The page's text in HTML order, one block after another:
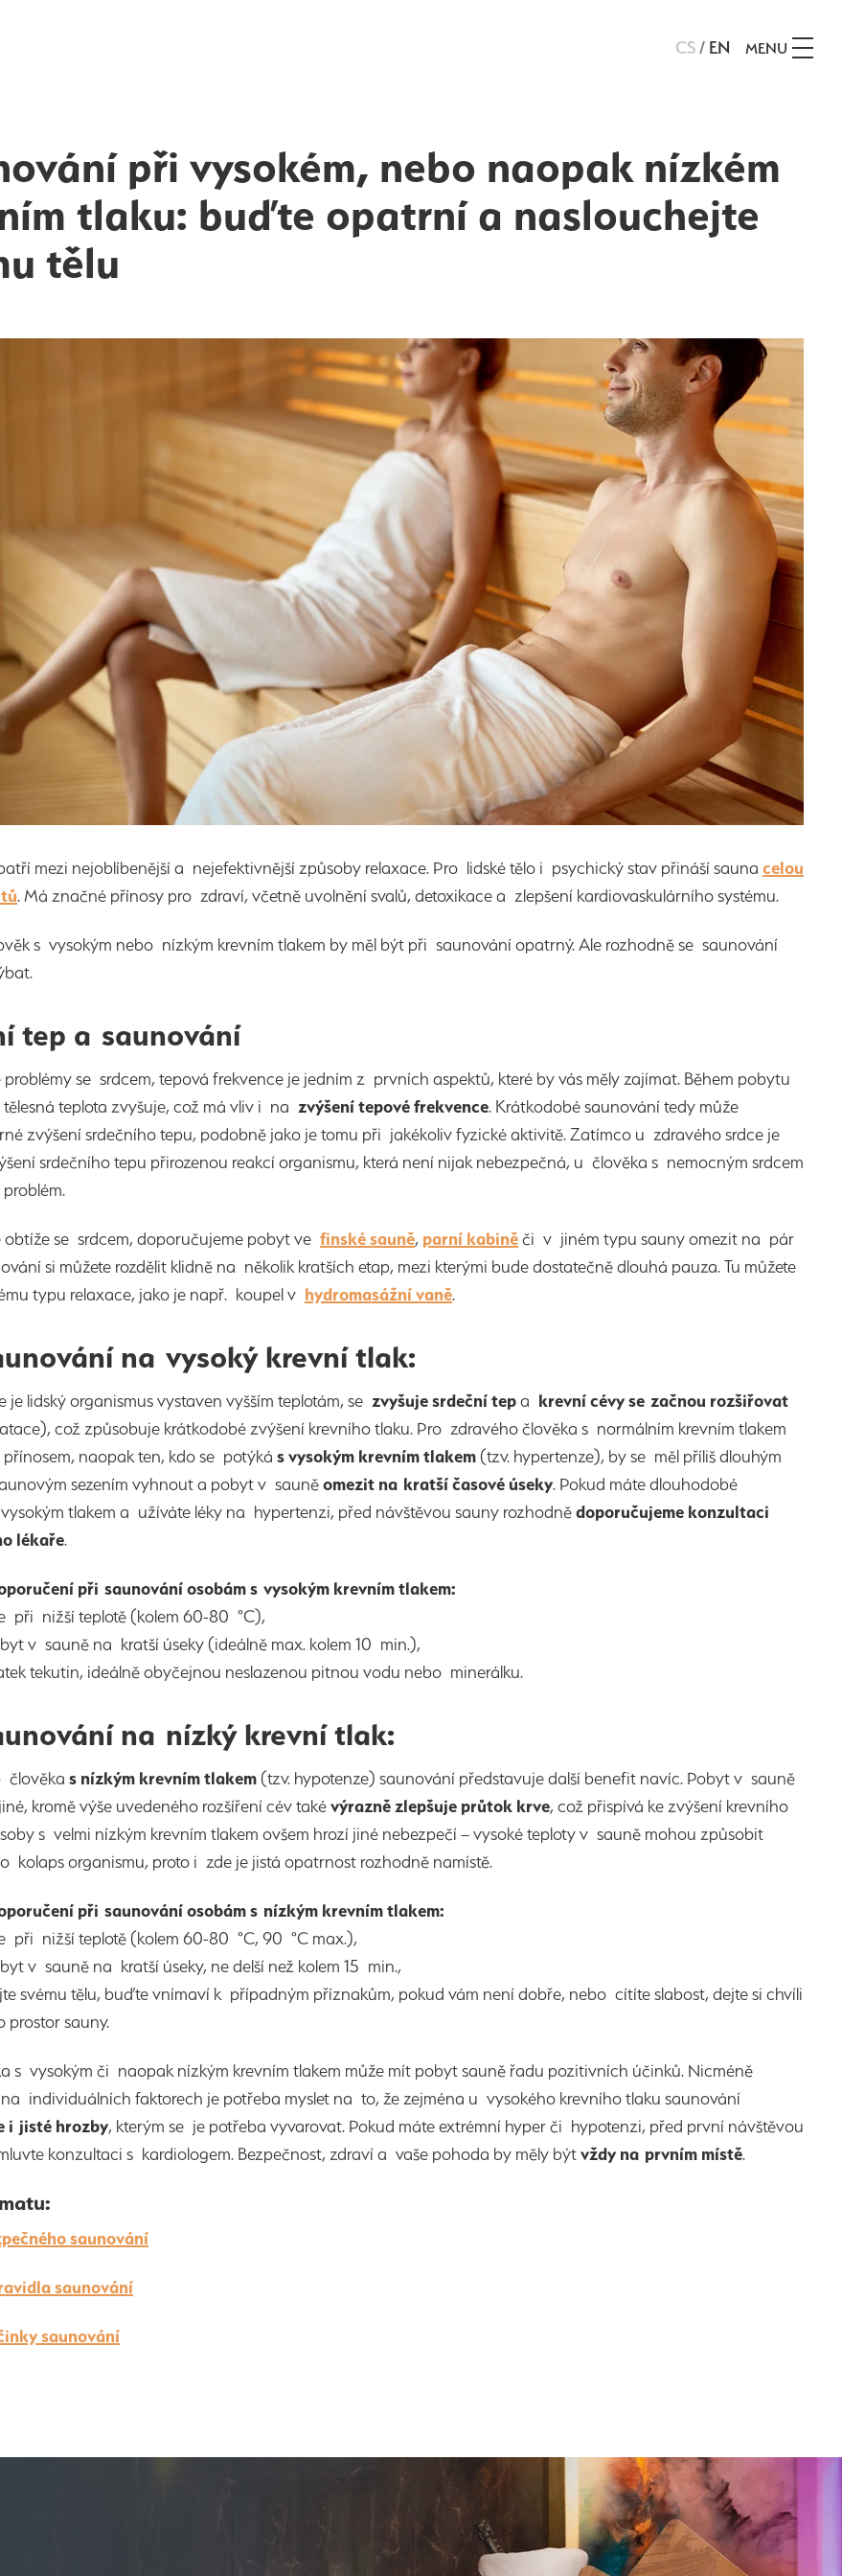
CS/ EN MENU
při vysokém, nebo naopak nízkém
tlaku: buďte opatrní a naslouchejte
tělu
mezi nejoblíbenější a nejefektivnější způsoby relaxace. Pro lidské tělo i psychický stav přináší sauna celou
. Má značné přínosy pro zdraví, včetně uvolnění svalů, detoxikace a zlepšení kardiovaskulárního systému.
s vysokým nebo nízkým krevním tlakem by měl být při saunování opatrný. Ale rozhodně se saunování
tep a saunování
problémy se srdcem, tepová frekvence je jedním z prvních aspektů, které by vás měly zajímat. Během pobytu
teplota zvyšuje, což má vliv i na zvýšení tepové frekvence. Krátkodobé saunování tedy může
zvýšení srdečního tepu, podobně jako je tomu při jakékoliv fyzické aktivitě. Zatímco u zdravého srdce je
srdečního tepu přirozenou reakcí organismu, která není nijak nebezpečná, u člověka s nemocným srdcem
obtíže se srdcem, doporučujeme pobyt ve finské sauně, parní kabiněči v jiném typu sauny omezit na pár
si můžete rozdělit klidně na několik kratších etap, mezi kterými bude dostatečně dlouhá pauza. Tu můžete
typu relaxace, jako je např. koupel v hydromasážní vaně.
na vysoký krevní tlak:
je lidský organismus vystaven vyšším teplotám, se zvyšuje srdeční tepa krevní cévy se začnou rozšiřovat
což způsobuje krátkodobé zvýšení krevního tlaku. Pro zdravého člověka s normálním krevním tlakem
naopak ten, kdo se potýká s vysokým krevním tlakem (tzv. hypertenze), by se měl příliš dlouhým
sezením vyhnouta pobyt v sauněomezit na kratší časové úseky. Pokud máte dlouhodobé
tlakem a užíváte léky na hypertenzi, před návštěvou sauny rozhodnědoporučujeme konzultaci
lékaře.
při saunování osobám s vysokým krevním tlakem:
při nižší teplotě (kolem 60-80 °C),
v sauně na kratší úseky (ideálně max. kolem 10 min.),
tekutin, ideálně obyčejnou neslazenou pitnou vodu nebo minerálku.
na nízký krevní tlak:
člověka s nízkým krevním tlakem (tzv. hypotenze) saunování představuje další benefit navíc. Pobyt v sauně
kromě výše uvedeného rozšíření cév takévýrazně zlepšuje průtok krve, což přispívá ke zvýšení krevního
s velmi nízkým krevním tlakem ovšem hrozí jiné nebezpečí – vysoké teploty v sauně mohou způsobit
kolaps organismu, proto i zde je jistá opatrnost rozhodně namístě.
při saunování osobám s nízkým krevním tlakem:
při nižší teplotě (kolem 60-80 °C, 90 °C max.),
v sauně na kratší úseky, ne delší než kolem 15 min.,
svému tělu, buďte vnímaví k případným příznakům, pokud vám není dobře, nebo cítíte slabost, dejte si chvíli
prostor sauny.
s vysokým či naopak nízkým krevním tlakem může mít pobyt sauně řadu pozitivních účinků. Nicméně
individuálních faktorech je potřeba myslet na to, že zejména u vysokého krevního tlaku saunování
i jisté hrozby, kterým se je potřeba vyvarovat. Pokud máte extrémní hyper či hypotenzi, před první návštěvou
konzultaci s kardiologem. Bezpečnost, zdraví a vaše pohoda by měly býtvždy na prvním místě.
saunování
saunování
saunování